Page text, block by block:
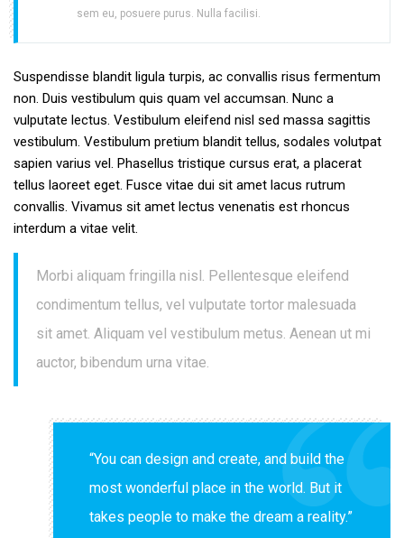
sem eu, posuere purus. Nulla facilisi.
Suspendisse blandit ligula turpis, ac convallis risus fermentum
non. Duis vestibulum quis quam vel accumsan. Nunc a
vulputate lectus. Vestibulum eleifend nisl sed massa sagittis
vestibulum. Vestibulum pretium blandit tellus, sodales volutpat
sapien varius vel. Phasellus tristique cursus erat, a placerat
tellus laoreet eget. Fusce vitae dui sit amet lacus rutrum
convallis. Vivamus sit amet lectus venenatis est rhoncus
interdum a vitae velit.
Morbi aliquam fringilla nisl. Pellentesque eleifend
condimentum tellus, vel vulputate tortor malesuada
sit amet. Aliquam vel vestibulum metus. Aenean ut mi
auctor, bibendum urna vitae.
“You can design and create, and build the
most wonderful place in the world. But it
takes people to make the dream a reality.”